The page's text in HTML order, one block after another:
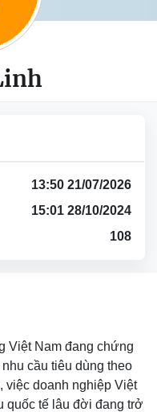
Việt Nam đang chứng
cầu tiêu dùng theo
việc doanh nghiệp Việt
quốc tế lâu đời đang trở
13:50 21/07/2026
15:01 28/10/2024
108